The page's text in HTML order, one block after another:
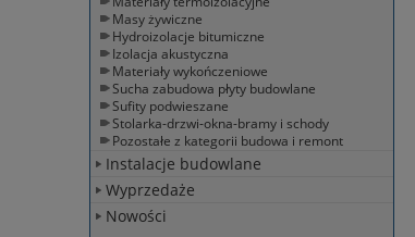
Masy żywiczne
Hydroizolacje bitumiczne
Izolacja akustyczna
Materiały wykończeniowe
Sucha zabudowa płyty budowlane
Sufity podwieszane
Stolarka-drzwi-okna-bramy i schody
Pozostałe z kategorii budowa i remont
Instalacje budowlane
Wyprzedaże
Nowości